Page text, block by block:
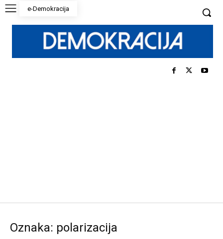
e-Demokracija
Oznaka: polarizacija